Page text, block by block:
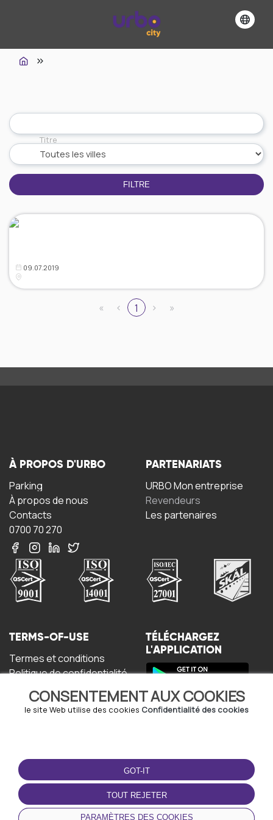
Titre
FILTRE
09.07.2019
« ‹ 1 › »
CONSENTEMENT AUX COOKIES
le site Web utilise des cookies Confidentialité des cookies
GOT-IT
TOUT REJETER
PARAMÈTRES DES COOKIES
À PROPOS D'URBO
Parking
À propos de nous
Contacts
0700 70 270
PARTENARIATS
URBO Mon entreprise
Revendeurs
Les partenaires
TERMS-OF-USE
Termes et conditions
Politique de confidentialité
cookies
Accord de l'utilisateur
TÉLÉCHARGEZ
L'APPLICATION
© Copyright - URBO 2026